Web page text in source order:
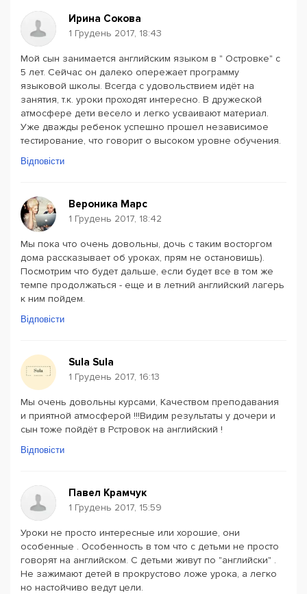
Ирина Сокова
1 Грудень 2017, 18:43
Мой сын занимается английским языком в " Островке" с
5 лет. Сейчас он далеко опережает программу
языковой школы. Всегда с удовольствием идёт на
занятия, т.к. уроки проходят интересно. В дружеской
атмосфере дети весело и легко усваивают материал.
Уже дважды ребенок успешно прошел независимое
тестирование, что говорит о высоком уровне обучения.
Відповісти
Вероника Марс
1 Грудень 2017, 18:42
Мы пока что очень довольны, дочь с таким восторгом
дома рассказывает об уроках, прям не остановишь).
Посмотрим что будет дальше, если будет все в том же
темпе продолжаться - еще и в летний английский лагерь
к ним пойдем.
Відповісти
Sula Sula
1 Грудень 2017, 16:13
Мы очень довольны курсами, Качеством преподавания
и приятной атмосферой !!!Видим результаты у дочери и
сын тоже пойдёт в Рстровок на английский !
Відповісти
Павел Крамчук
1 Грудень 2017, 15:59
Уроки не просто интересные или хорошие, они
особенные . Особенность в том что с детьми не просто
говорят на английском. С детьми живут по "английски" .
Не зажимают детей в прокрустово ложе урока, а легко
но настойчиво ведут цели.